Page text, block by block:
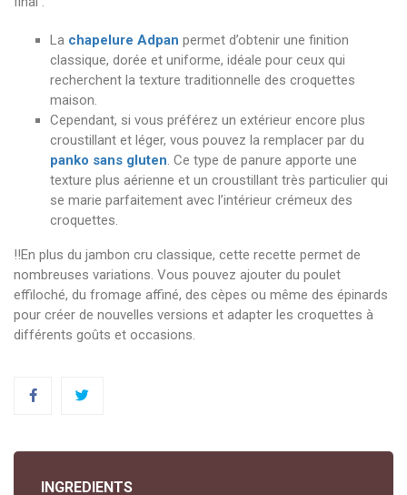
La chapelure Adpan permet d’obtenir une finition
classique, dorée et uniforme, idéale pour ceux qui
recherchent la texture traditionnelle des croquettes
maison.
Cependant, si vous préférez un extérieur encore plus
croustillant et léger, vous pouvez la remplacer par du
panko sans gluten. Ce type de panure apporte une
texture plus aérienne et un croustillant très particulier qui
se marie parfaitement avec l’intérieur crémeux des
croquettes.
‼️En plus du jambon cru classique, cette recette permet de
nombreuses variations. Vous pouvez ajouter du poulet
effiloché, du fromage affiné, des cèpes ou même des épinards
pour créer de nouvelles versions et adapter les croquettes à
différents goûts et occasions.
INGREDIENTS